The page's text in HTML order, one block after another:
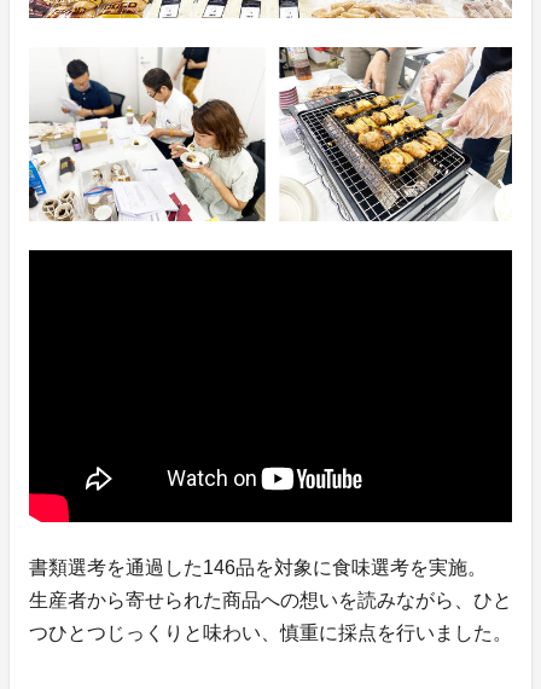
書類選考を通過した146品を対象に食味選考を実施。
生産者から寄せられた商品への想いを読みながら、ひと
つひとつじっくりと味わい、慎重に採点を行いました。